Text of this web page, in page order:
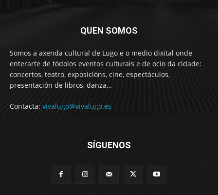
QUEN SOMOS
Somos a axenda cultural de Lugo e o medio dixital onde
enterarte de tódolos eventos culturais e de ocio da cidade:
concertos, teatro, exposicións, cine, espectáculos,
presentación de libros, danza…
Contacta: vivalugo@vivalugo.es
SÍGUENOS